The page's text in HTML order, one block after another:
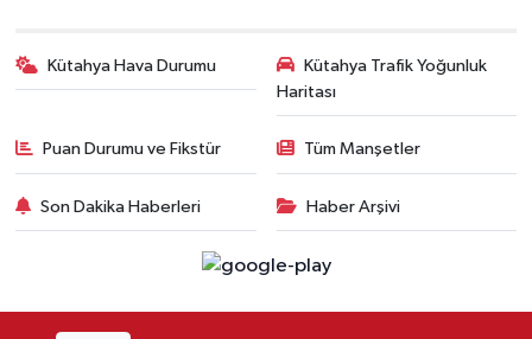
Kütahya Hava Durumu
Kütahya Trafik Yoğunluk
Haritası
Puan Durumu ve Fikstür Tüm Manşetler
Son Dakika Haberleri Haber Arşivi